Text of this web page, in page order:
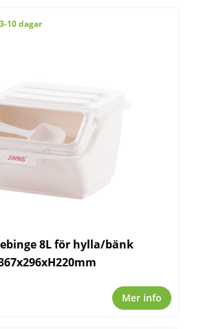
10 dagar
8L för hylla/bänk
Mer info